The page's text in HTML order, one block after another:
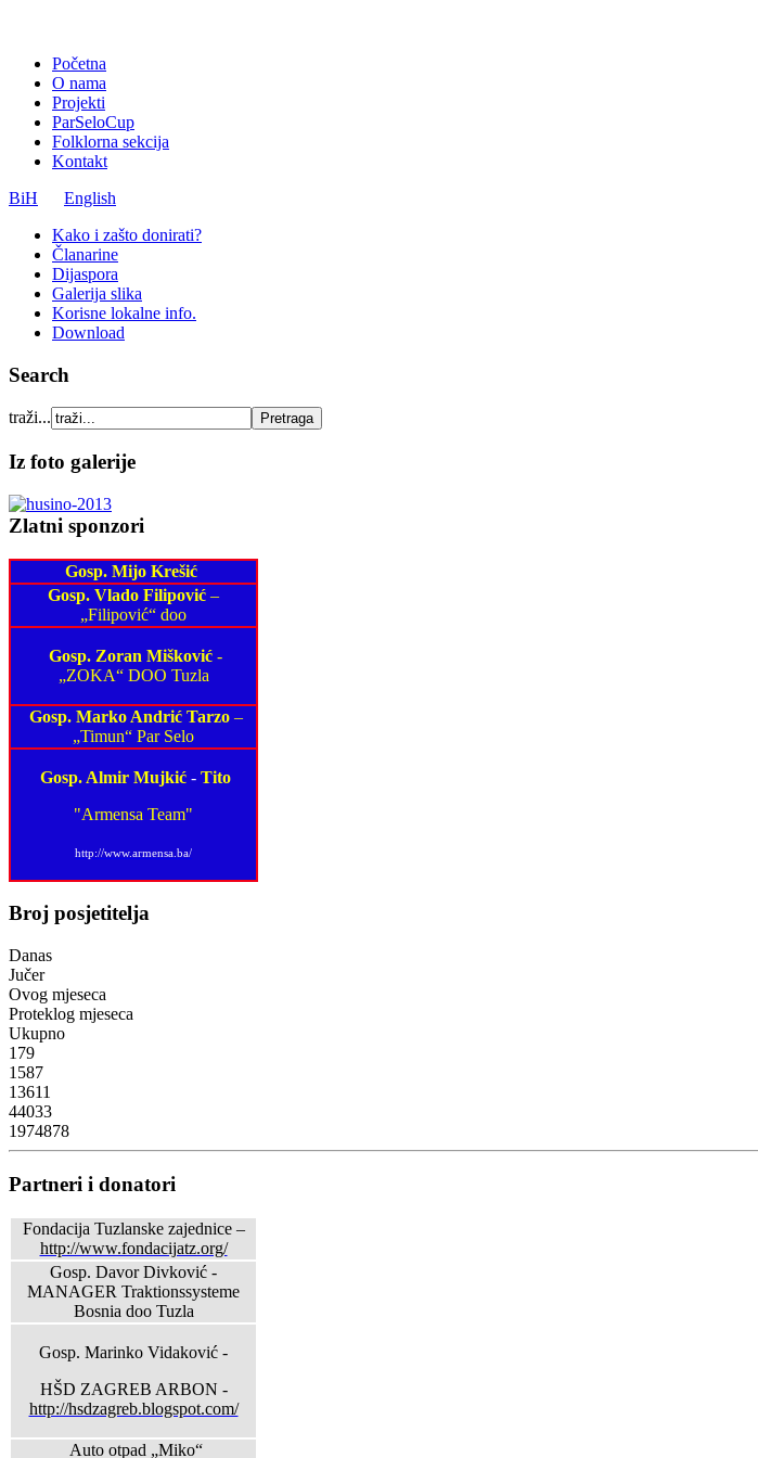
Početna
O nama
Projekti
ParSeloCup
Folklorna sekcija
Kontakt
BiH
English
Kako i zašto donirati?
Članarine
Dijaspora
Galerija slika
Korisne lokalne info.
Download
Search
traži...
Iz foto galerije
Zlatni sponzori
Gosp. Mijo Krešić
Gosp. Vlado Filipović –
„Filipović“ doo
Gosp. Zoran Mišković -
„ZOKA“ DOO Tuzla
Gosp. Marko Andrić Tarzo–
„Timun“ Par Selo
Gosp. Almir Mujkić - Tito
"Armensa Team"
http://www.armensa.ba/
Broj posjetitelja
Danas
Jučer
Ovog mjeseca
Proteklog mjeseca
Ukupno
179
1587
13611
44033
1974878
Partneri i donatori
Fondacija Tuzlanske zajednice –
http://www.fondacijatz.org/
Gosp. Davor Divković -
MANAGER Traktionssysteme
Bosnia doo Tuzla
Gosp. Marinko Vidaković -
HŠD ZAGREB ARBON -
http://hsdzagreb.blogspot.com/
Auto otpad „Miko“